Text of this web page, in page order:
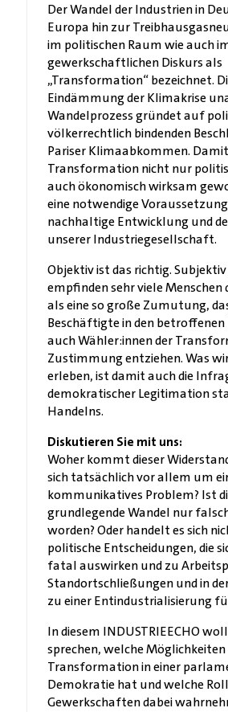
Der Wandel der Industrien in
Europa hin zur
im politischen Raum wie auch
gewerkschaftlichen Diskurs als
„Transformation“ bezeichnet.
Eindämmung der Klimakrise
Wandelprozess gründet auf
völkerrechtlich bindenden
Pariser Klimaabkommen.
Transformation nicht nur
auch ökonomisch wirksam
eine notwendige
nachhaltige Entwicklung und
unserer Industriegesellschaft.
Objektiv ist das richtig.
empfinden sehr viele Menschen
als eine so große Zumutung,
Beschäftigte in den
auch Wähler:innen der
Zustimmung entziehen. Was
erleben, ist damit auch die
demokratischer Legitimation
Handelns.
Diskutieren Sie mit uns:
Woher kommt dieser
sich tatsächlich vor allem um
kommunikatives Problem? Ist
grundlegende Wandel nur
worden? Oder handelt es sich
politische Entscheidungen, die
fatal auswirken und zu
Standortschließungen und in
zu einer Entindustrialisierung
In diesem INDUSTRIEECHO
sprechen, welche Möglichkeiten
Transformation in einer
Demokratie hat und welche
Gewerkschaften dabei